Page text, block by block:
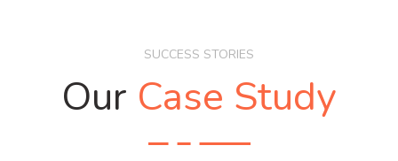
SUCCESS STORIES
Our Case Study